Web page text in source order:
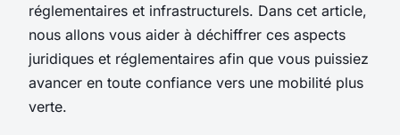
réglementaires et infrastructurels. Dans cet article,
nous allons vous aider à déchiffrer ces aspects
juridiques et réglementaires afin que vous puissiez
avancer en toute confiance vers une mobilité plus
verte.